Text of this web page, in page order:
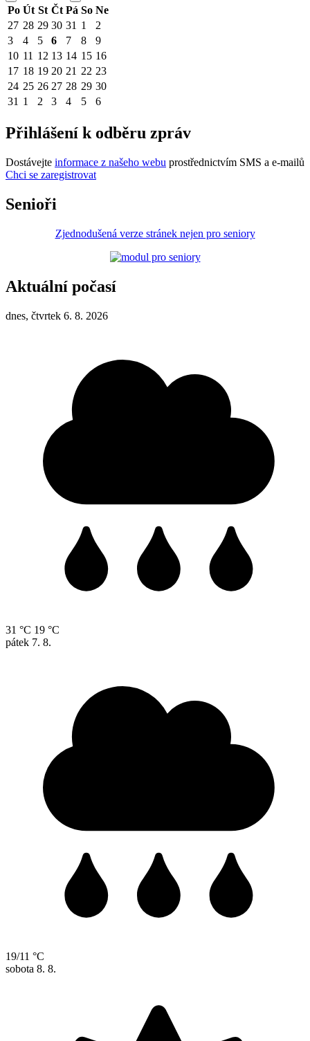
Po Út St Čt Pá So Ne
27 28 29 30 31 1
2
3
4 5 6 7 8
9
10 11 12 13 14 15 16
17 18 19 20 21 22 23
24 25 26 27 28 29 30
31 1 2 3 4 5 6
Přihlášení k odběru zpráv
Dostávejte informace z našeho webu prostřednictvím SMS a e-mailů
Chci se zaregistrovat
Senioři
Zjednodušená verze stránek nejen pro seniory
Aktuální počasí
dnes, čtvrtek 6. 8. 2026
31 °C 19 °C
pátek 7. 8.
19/11 °C
sobota 8. 8.